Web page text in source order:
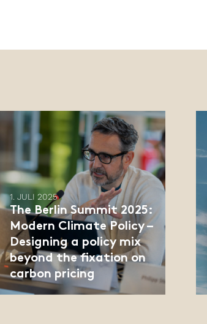
1. JULI 2025
The Berlin Summit 2025:
Modern Climate Policy –
Designing a policy mix
beyond the fixation on
carbon pricing